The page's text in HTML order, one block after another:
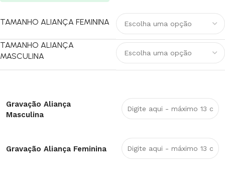
TAMANHO ALIANÇA FEMININA
TAMANHO ALIANÇA
MASCULINA
Gravação Aliança
Masculina
Gravação Aliança Feminina